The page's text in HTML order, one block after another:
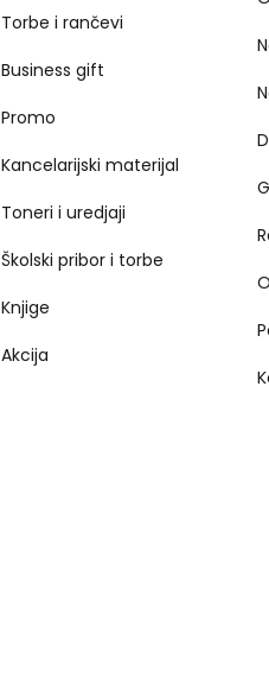
Torbe i rančevi
Business gift
Promo
Kancelarijski materijal
Toneri i uredjaji
Školski pribor i torbe
Knjige
Akcija